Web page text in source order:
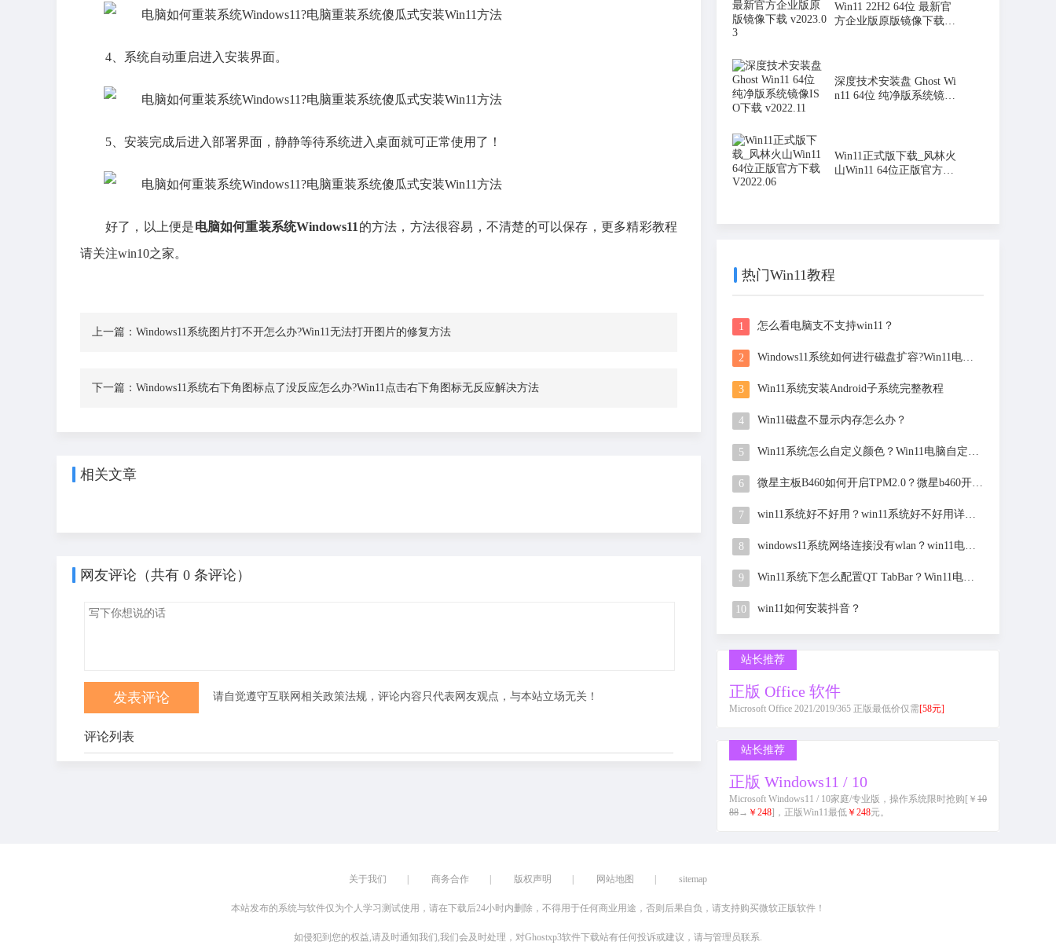
4、系统自动重启进入安装界面。
5、安装完成后进入部署界面，静静等待系统进入桌面就可正常使用了！
好了，以上便是电脑如何重装系统Windows11 的方法，方法很容易，不清楚的可以保存，更多精彩教程
请关注win10之家。
上一篇： Windows11系统图片打不开怎么办?Win11无法打开图片的修复方法
下一篇： Windows11系统右下角图标点了没反应怎么办?Win11点击右下角图标无反应解决方法
相关文章
网友评论（共有 0 条评论）
请自觉遵守互联网相关政策法规，评论内容只代表网友观点，与本站立场无关！
评论列表
Win11 22H2 64位 最新官
方企业版原版镜像下载 v
深度技术安装盘 Ghost Wi
n11 64位 纯净版系统镜像
Win11正式版下载_风林火
山Win11 64位正版官方下
热门Win11教程
1 怎么看电脑支不支持win11？
2 Windows11系统如何进行磁盘扩容?Win11电脑磁盘扩容的操作方法
3 Win11系统安装Android子系统完整教程
4 Win11磁盘不显示内存怎么办？
5 Win11系统怎么自定义颜色？Win11电脑自定义颜色的方法
6 微星主板B460如何开启TPM2.0？微星b460开启tpm2.0方法
7 win11系统好不好用？win11系统好不好用详细解析
8 windows11系统网络连接没有wlan？win11电脑更新后没有无线网络的解决方法
9 Win11系统下怎么配置QT TabBar？Win11电脑配置QT TabBar的教程
10 win11如何安装抖音？
站长推荐
正版 Office 软件
Microsoft Office 2021/2019/365 正版最低价仅需[58元]
站长推荐
正版 Windows11 / 10
Microsoft Windows11 / 10家庭/专业版，操作系统限时抢购[￥ 10
88→ ￥248]，正版Win11最低 ￥248元。
关于我们 商务合作 版权声明 网站地图 sitemap
本站发布的系统与软件仅为个人学习测试使用，请在下载后24小时内删除，不得用于任何商业用途，否则后果自负，请支持购买微软正版软件！
如侵犯到您的权益,请及时通知我们,我们会及时处理，对Ghostxp3软件下载站有任何投诉或建议，请与管理员联系.